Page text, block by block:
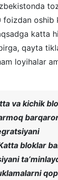
foizdan oshib
katta
qayta
loyihalar
va kichik
bloklar